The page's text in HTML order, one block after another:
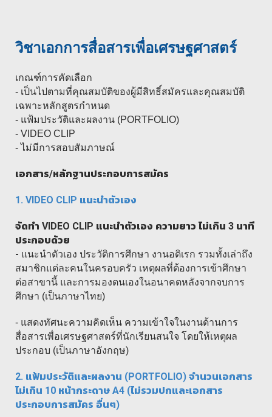
วิชาเอกการสื่อสารเพื่อเศรษฐศาสตร์
เกณฑ์การคัดเลือก
- เป็นไปตามที่คุณสมบัติของผู้มีสิทธิ์สมัครและคุณสมบัติ
เฉพาะหลักสูตรกำหนด
- แฟ้มประวัติและผลงาน (PORTFOLIO)
- VIDEO CLIP
- ไม่มีการสอบสัมภาษณ์
เอกสาร/หลักฐานประกอบการสมัคร
1. VIDEO CLIP แนะนำตัวเอง
จัดทำ VIDEO CLIP แนะนำตัวเอง ความยาว ไม่เกิน 3 นาที
ประกอบด้วย
- แนะนำตัวเอง ประวัติการศึกษา งานอดิเรก รวมทั้งเล่าถึง
สมาชิกแต่ละคนในครอบครัว เหตุผลที่ต้องการเข้าศึกษา
ต่อสาขานี้ และการมองตนเองในอนาคตหลังจากจบการ
ศึกษา (เป็นภาษาไทย)
- แสดงทัศนะความคิดเห็น ความเข้าใจในงานด้านการ
สื่อสารเพื่อเศรษฐศาสตร์ที่นักเรียนสนใจ โดยให้เหตุผล
ประกอบ (เป็นภาษาอังกฤษ)
2. แฟ้มประวัติและผลงาน (PORTFOLIO) จำนวนเอกสาร
ไม่เกิน 10 หน้ากระดาษ A4 (ไม่รวมปกและเอกสาร
ประกอบการสมัคร อื่นๆ)